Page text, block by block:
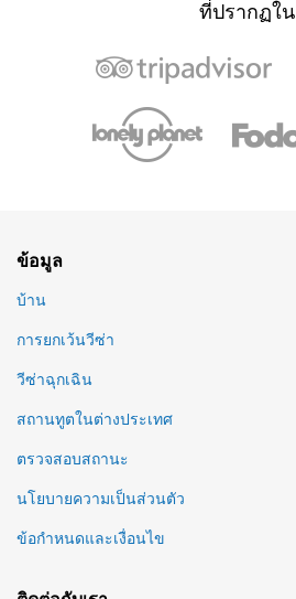
ที่ปรากฏใน
ข้อมูล
บ้าน
การยกเว้นวีซ่า
วีซ่าฉุกเฉิน
สถานทูตในต่างประเทศ
ตรวจสอบสถานะ
นโยบายความเป็นส่วนตัว
ข้อกำหนดและเงื่อนไข